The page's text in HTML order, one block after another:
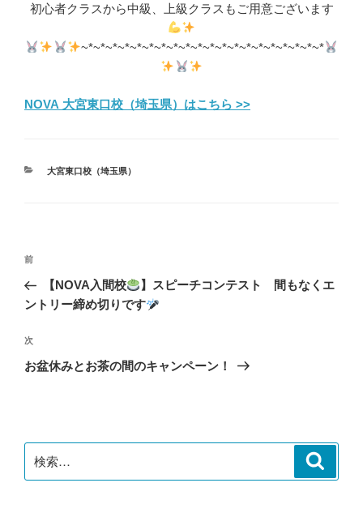
初心者クラスから中級、上級クラスもご用意ございます
~*~*~*~*~*~*~*~*~*~*~*~*~*~*~*~*~*~*~*~*
NOVA 大宮東口校（埼玉県）はこちら >>
カ
大宮東口校（埼玉県）
投
ナ
ゲ
ー
前
の
投
前
【NOVA入間校
】スピーチコンテスト 間もなくエ
ントリー締め切りです
次
の
次
お盆休みとお茶の間のキャンペーン！
索: